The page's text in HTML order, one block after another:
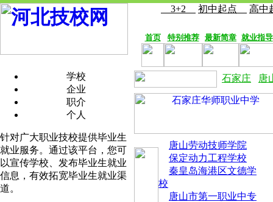
3+2 初中起点 高
首页 特别推荐 最新简章 就业指导
学校
企业
职介
个人
针对广大职业技校提供毕业生
就业服务。通过该平台，您可
以宣传学校、发布毕业生就业
信息，有效拓宽毕业生就业渠
道。
石家庄 唐
唐山劳动技师学院
保定动力工程学校
秦皇岛海港区文德学
校
唐山市第一职业中专